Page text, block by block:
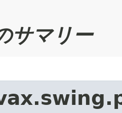
サマリー